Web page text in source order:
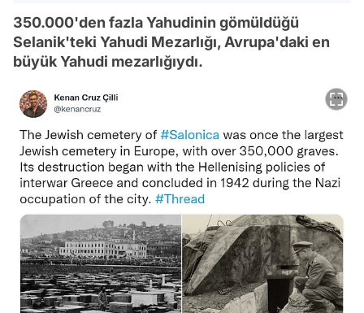
350.000'den fazla Yahudinin gömüldüğü
Selanik'teki Yahudi Mezarlığı, Avrupa'daki en
büyük Yahudi mezarlığıydı.